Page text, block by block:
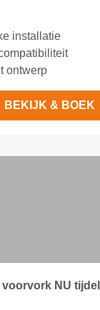
installatie
ontwerp
BEKIJK & BOEK
NU